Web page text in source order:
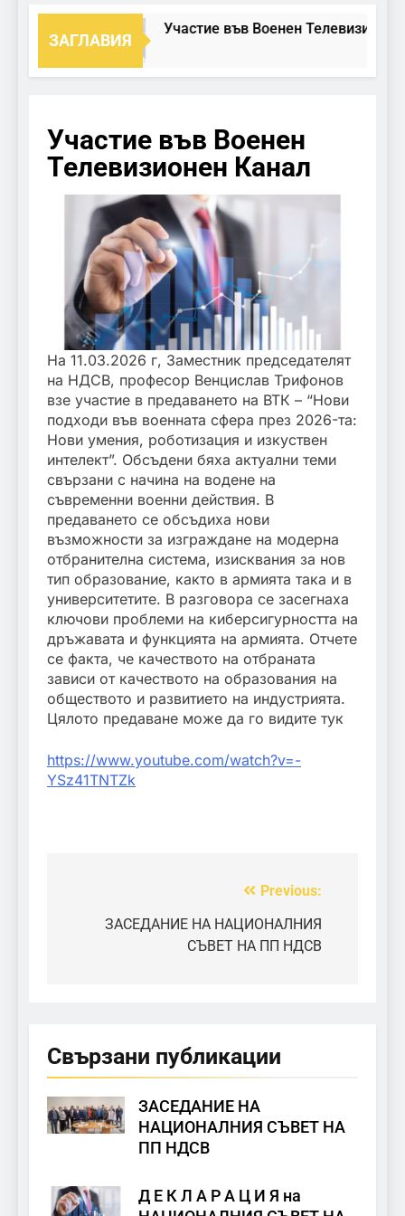
ЗАГЛАВИЯ
Участие във Военен Телевизионен
Участие във Военен
Телевизионен Канал
На 11.03.2026 г, Заместник председателят
на НДСВ, професор Венцислав Трифонов
взе участие в предаването на ВТК – “Нови
подходи във военната сфера през 2026-та:
Нови умения, роботизация и изкуствен
интелект”. Обсъдени бяха актуални теми
свързани с начина на водене на
съвременни военни действия. В
предаването се обсъдиха нови
възможности за изграждане на модерна
отбранителна система, изисквания за нов
тип образование, както в армията така и в
университетите. В разговора се засегнаха
ключови проблеми на киберсигурността на
дръжавата и функцията на армията. Отчете
се факта, че качеството на отбраната
зависи от качеството на образования на
обществото и развитието на индустрията.
Цялото предаване може да го видите тук
https://www.youtube.com/watch?v=-
YSz41TNTZk
navigation
Previous:
ЗАСЕДАНИЕ НА НАЦИОНАЛНИЯ
СЪВЕТ НА ПП НДСВ
Свързани публикации
ЗАСЕДАНИЕ НА
НАЦИОНАЛНИЯ СЪВЕТ НА
ПП НДСВ
Д Е К Л А Р А Ц И Я на